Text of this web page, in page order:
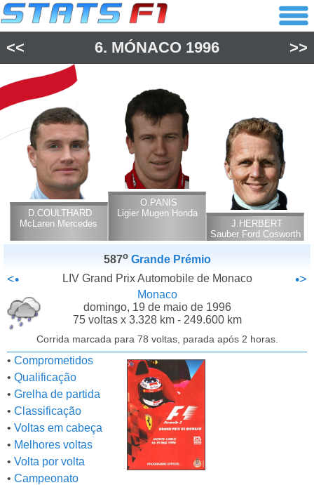
<< 6. MÓNACO 1996 >>
D.COULTHARD
McLaren Mercedes
O.PANIS
Ligier Mugen Honda
J.HERBERT
Sauber Ford Cosworth
587o Grande Prémio
<• LIV Grand Prix Automobile de Monaco •>
Monaco
domingo, 19 de maio de 1996
75 voltas x 3.328 km - 249.600 km
Corrida marcada para 78 voltas, parada após 2 horas.
• Comprometidos
• Qualificação
• Grelha de partida
• Classificação
• Voltas em cabeça
• Melhores voltas
• Volta por volta
• Campeonato